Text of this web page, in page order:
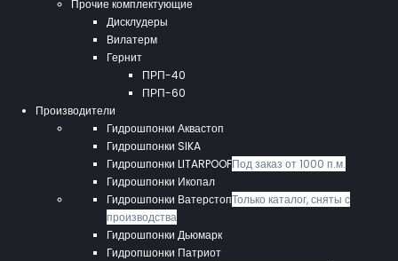
Прочие комплектующие
Дисклудеры
Вилатерм
Гернит
ПРП-40
ПРП-60
Производители
Гидрошпонки Аквастоп
Гидрошпонки SIKA
Гидрошпонки LITARPOOFПод заказ от 1000 п.м.
Гидрошпонки Икопал
Гидрошпонки ВатерстопТолько каталог, сняты с
производства
Гидрошпонки Дьюмарк
Гидропшонки Патриот